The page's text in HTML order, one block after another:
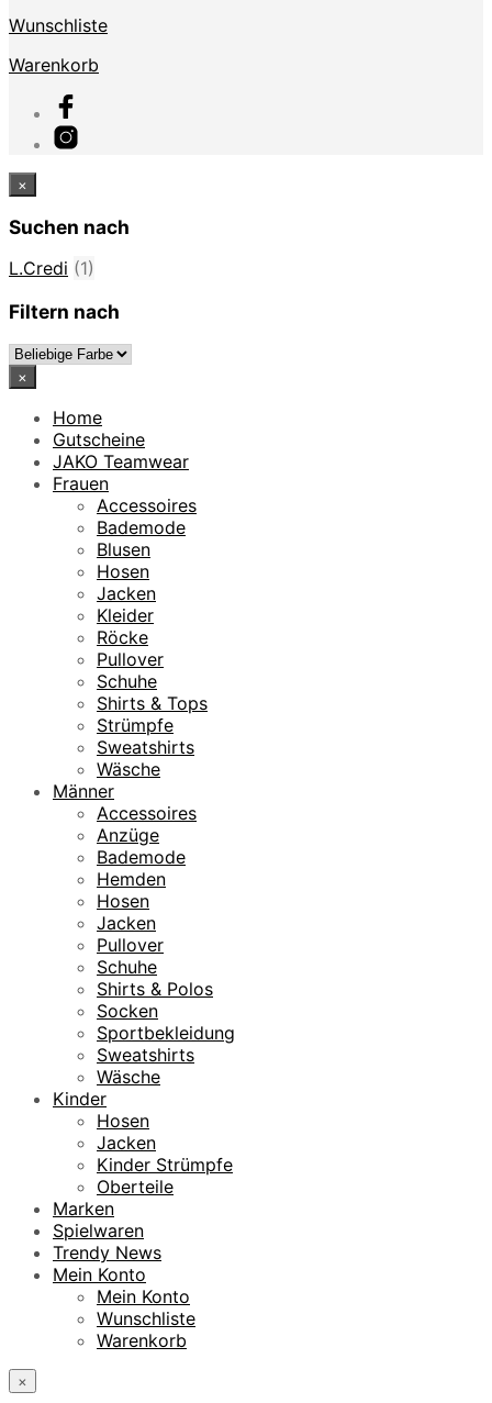
Wunschliste
Warenkorb
×
Suchen nach
L.Credi (1)
Filtern nach
×
Home
Gutscheine
JAKO Teamwear
Frauen
Accessoires
Bademode
Blusen
Hosen
Jacken
Kleider
Röcke
Pullover
Schuhe
Shirts & Tops
Strümpfe
Sweatshirts
Wäsche
Männer
Accessoires
Anzüge
Bademode
Hemden
Hosen
Jacken
Pullover
Schuhe
Shirts & Polos
Socken
Sportbekleidung
Sweatshirts
Wäsche
Kinder
Hosen
Jacken
Kinder Strümpfe
Oberteile
Marken
Spielwaren
Trendy News
Mein Konto
Mein Konto
Wunschliste
Warenkorb
×